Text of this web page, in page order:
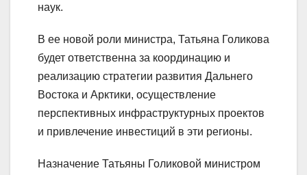
наук.
В ее новой роли министра, Татьяна Голикова
будет ответственна за координацию и
реализацию стратегии развития Дальнего
Востока и Арктики, осуществление
перспективных инфраструктурных проектов
и привлечение инвестиций в эти регионы.
Назначение Татьяны Голиковой министром